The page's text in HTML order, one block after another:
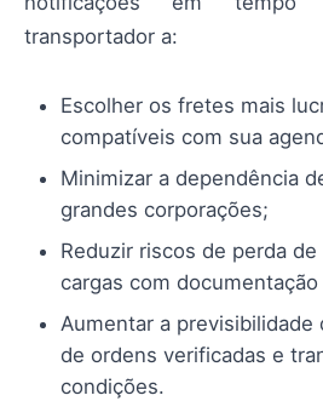
transportador a:
Escolher os fretes mais
compatíveis com sua
Minimizar a dependência
grandes corporações;
Reduzir riscos de perda
cargas com
Aumentar a previsibilidade
de ordens verificadas e
condições.